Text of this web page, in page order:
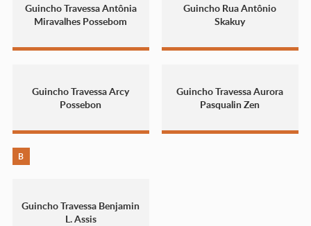
Guincho Travessa Antônia
Miravalhes Possebom
Guincho Rua Antônio
Skakuy
Guincho Travessa Arcy
Possebon
Guincho Travessa Aurora
Pasqualin Zen
B
Guincho Travessa Benjamin
L. Assis